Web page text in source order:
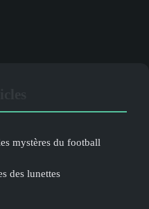
mystères du football
des lunettes